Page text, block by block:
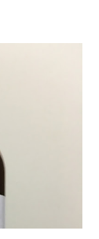
ou remédios
O
a um ano. Para
óleo de cravo
de muito
olamina que é
dermatológico